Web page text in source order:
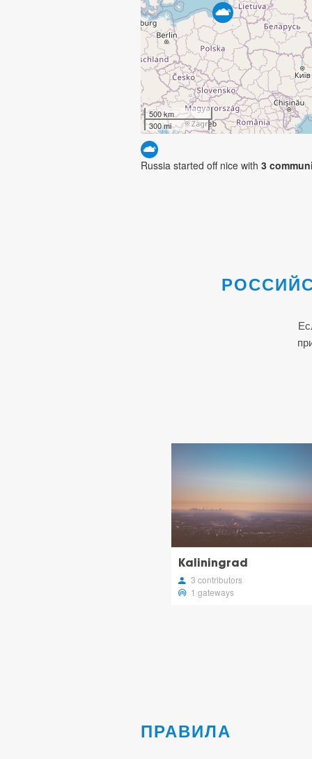
500 km
300 mi
Russia started off nice with 3
Kaliningrad
3 contributors
1 gateways
ПРАВИЛА